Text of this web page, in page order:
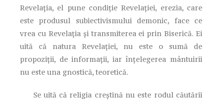
Revelaţia, el pune condiţie Revelaţiei, erezia, care
este produsul subiectivismului demonic, face ce
vrea cu Revelaţia şi transmiterea ei prin Biserică. Ei
uită că natura Revelaţiei, nu este o sumă de
propoziţii, de informaţii, iar înţelegerea mântuirii
nu este una gnostică, teoretică.
Se uită că religia creştină nu este rodul căutării